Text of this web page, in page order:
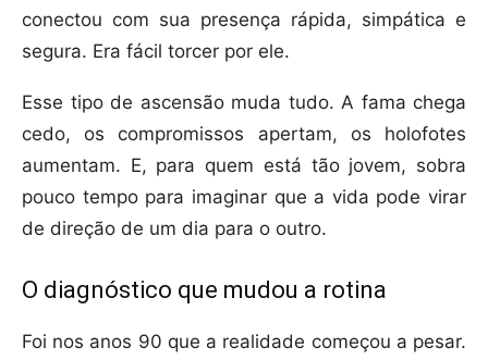
conectou com sua presença rápida, simpática e
segura. Era fácil torcer por ele.
Esse tipo de ascensão muda tudo. A fama chega
cedo, os compromissos apertam, os holofotes
aumentam. E, para quem está tão jovem, sobra
pouco tempo para imaginar que a vida pode virar
de direção de um dia para o outro.
O diagnóstico que mudou a rotina
Foi nos anos 90 que a realidade começou a pesar.